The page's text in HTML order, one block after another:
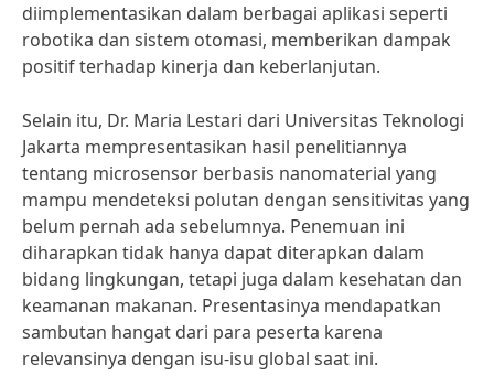
diimplementasikan dalam berbagai aplikasi seperti
robotika dan sistem otomasi, memberikan dampak
positif terhadap kinerja dan keberlanjutan.
Selain itu, Dr. Maria Lestari dari Universitas Teknologi
Jakarta mempresentasikan hasil penelitiannya
tentang microsensor berbasis nanomaterial yang
mampu mendeteksi polutan dengan sensitivitas yang
belum pernah ada sebelumnya. Penemuan ini
diharapkan tidak hanya dapat diterapkan dalam
bidang lingkungan, tetapi juga dalam kesehatan dan
keamanan makanan. Presentasinya mendapatkan
sambutan hangat dari para peserta karena
relevansinya dengan isu-isu global saat ini.